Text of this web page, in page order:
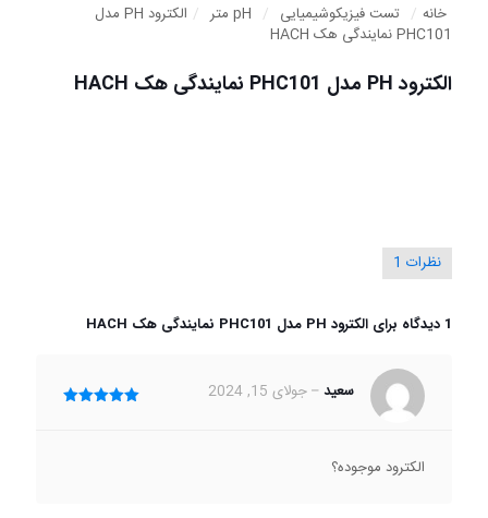
خانه / تست فیزیکوشیمیایی / pH متر /
الکترود PH مدل
PHC101 نمایندگی هک HACH
الکترود PH مدل PHC101 نمایندگی هک HACH
نظرات 1
1 دیدگاه برای الکترود PH مدل PHC101 نمایندگی هک HACH
سعید –جولای 15, 2024
الکترود موجوده؟